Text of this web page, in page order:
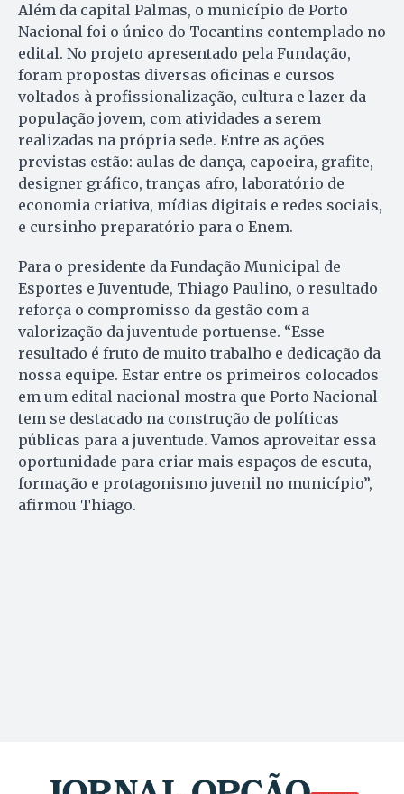
Além da capital Palmas, o município de Porto
Nacional foi o único do Tocantins contemplado no
edital. No projeto apresentado pela Fundação,
foram propostas diversas oficinas e cursos
voltados à profissionalização, cultura e lazer da
população jovem, com atividades a serem
realizadas na própria sede. Entre as ações
previstas estão: aulas de dança, capoeira, grafite,
designer gráfico, tranças afro, laboratório de
economia criativa, mídias digitais e redes sociais,
e cursinho preparatório para o Enem.
Para o presidente da Fundação Municipal de
Esportes e Juventude, Thiago Paulino, o resultado
reforça o compromisso da gestão com a
valorização da juventude portuense. “Esse
resultado é fruto de muito trabalho e dedicação da
nossa equipe. Estar entre os primeiros colocados
em um edital nacional mostra que Porto Nacional
tem se destacado na construção de políticas
públicas para a juventude. Vamos aproveitar essa
oportunidade para criar mais espaços de escuta,
formação e protagonismo juvenil no município”,
afirmou Thiago.